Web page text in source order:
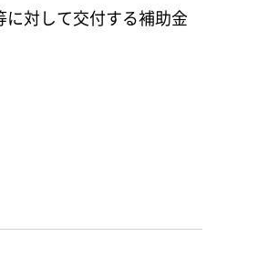
対して交付する補助金